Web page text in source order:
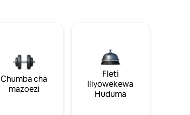
Chumba cha
mazoezi
Fleti
Iliyowekewa
Huduma